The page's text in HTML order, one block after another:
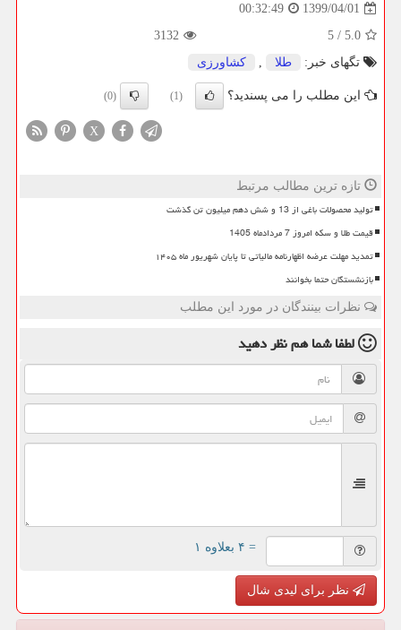
1399/04/01
00:32:49
5.0
/
5
3132
تگهای خبر:
طلا , كشاورزی
این مطلب را می پسندید؟ (1)
(0)
X
تازه ترین مطالب مرتبط
تولید محصولات باغی از 13 و شش دهم میلیون تن گذشت
قیمت طلا و سکه امروز 7 مردادماه 1405
تمدید مهلت عرضه اظهارنامه مالیاتی تا پایان شهریور ماه ۱۴۰۵
بازنشستگان حتما بخوانند
نظرات بینندگان در مورد این مطلب
لطفا شما همنظر دهید
= ۴ بعلاوه ۱
نظر برای لیدی شال